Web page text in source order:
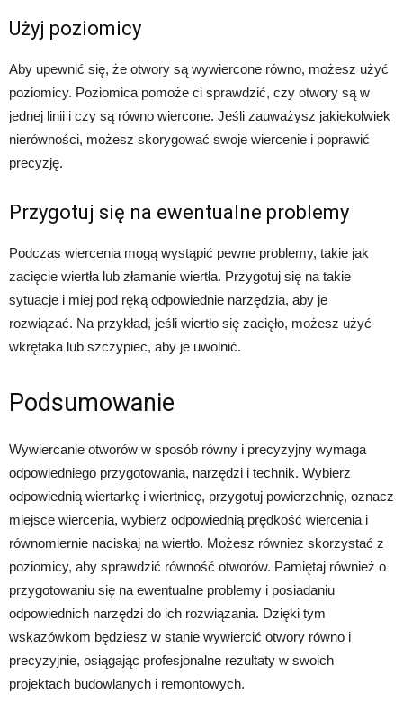
Użyj poziomicy
Aby upewnić się, że otwory są wywiercone równo, możesz użyć
poziomicy. Poziomica pomoże ci sprawdzić, czy otwory są w
jednej linii i czy są równo wiercone. Jeśli zauważysz jakiekolwiek
nierówności, możesz skorygować swoje wiercenie i poprawić
precyzję.
Przygotuj się na ewentualne problemy
Podczas wiercenia mogą wystąpić pewne problemy, takie jak
zacięcie wiertła lub złamanie wiertła. Przygotuj się na takie
sytuacje i miej pod ręką odpowiednie narzędzia, aby je
rozwiązać. Na przykład, jeśli wiertło się zacięło, możesz użyć
wkrętaka lub szczypiec, aby je uwolnić.
Podsumowanie
Wywiercanie otworów w sposób równy i precyzyjny wymaga
odpowiedniego przygotowania, narzędzi i technik. Wybierz
odpowiednią wiertarkę i wiertnicę, przygotuj powierzchnię, oznacz
miejsce wiercenia, wybierz odpowiednią prędkość wiercenia i
równomiernie naciskaj na wiertło. Możesz również skorzystać z
poziomicy, aby sprawdzić równość otworów. Pamiętaj również o
przygotowaniu się na ewentualne problemy i posiadaniu
odpowiednich narzędzi do ich rozwiązania. Dzięki tym
wskazówkom będziesz w stanie wywiercić otwory równo i
precyzyjnie, osiągając profesjonalne rezultaty w swoich
projektach budowlanych i remontowych.